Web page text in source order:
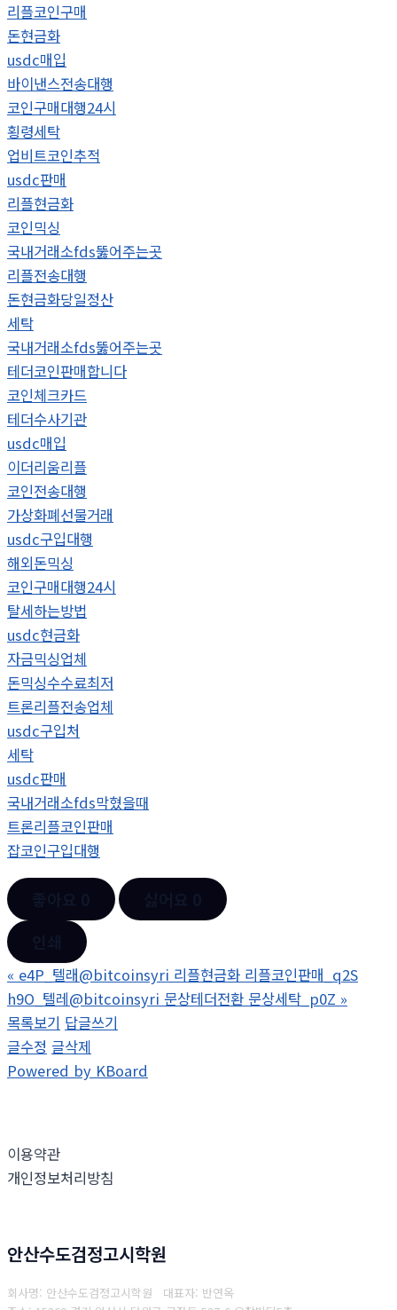
리플코인구매
돈현금화
usdc매입
바이낸스전송대행
코인구매대행24시
횡령세탁
업비트코인추적
usdc판매
리플현금화
코인믹싱
국내거래소fds뚫어주는곳
리플전송대행
돈현금화당일정산
세탁
국내거래소fds뚫어주는곳
테더코인판매합니다
코인체크카드
테더수사기관
usdc매입
이더리움리플
코인전송대행
가상화폐선물거래
usdc구입대행
해외돈믹싱
코인구매대행24시
탈세하는방법
usdc현금화
자금믹싱업체
돈믹싱수수료최저
트론리플전송업체
usdc구입처
세탁
usdc판매
국내거래소fds막혔을때
트론리플코인판매
잡코인구입대행
« e4P_텔래@bitcoinsyri 리플현금화 리플코인판매_q2S
h9O_텔레@bitcoinsyri 문상테더전환 문상세탁_p0Z »
목록보기 답글쓰기
글수정 글삭제
Powered by KBoard
이용약관
개인정보처리방침
안산수도검정고시학원
회사명: 안산수도검정고시학원 대표자: 반연옥